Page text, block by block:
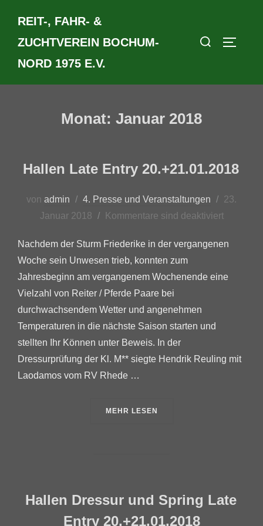
Inhalt
springen
REIT-, FAHR- &
ZUCHTVEREIN BOCHUM-
NORD 1975 E.V.
Suchen
Monat: Januar 2018
Hallen Late Entry 20.+21.01.2018
von admin 4. Presse und Veranstaltungen
am
23.
Januar 2018
Kommentare sind deaktiviert
Nachdem der Sturm Friederike in der vergangenen
Woche sein Unwesen trieb, konnten zum
Jahresbeginn am vergangenem Wochenende eine
Vielzahl von Reiter / Pferde Paare bei
durchwachsendem Wetter und angenehmen
Temperaturen in die nächste Saison starten und
stellten Ihr Können unter Beweis. In der
Dressurprüfung der Kl. M** siegte Hendrik Reuling mit
Laodamos vom RV Rhede …
MEHR ÜBER „HALLEN LATE ENTRY
LESEN
Hallen Dressur und Spring Late
Entry 20.+21.01.2018